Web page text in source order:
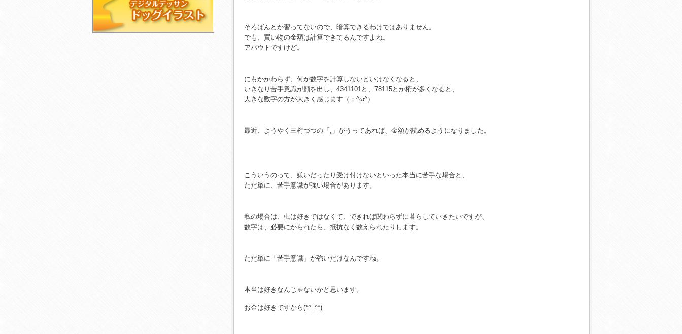
そろばんとか習ってないので、暗算できるわけではありません。
でも、買い物の金額は計算できてるんですよね。
アバウトですけど。
にもかかわらず、何か数字を計算しないといけなくなると、
いきなり苦手意識が顔を出し、4341101と、78115とか桁が多くなると、
大きな数字の方が大きく感じます（；^ω^）
最近、ようやく三桁づつの「,」がうってあれば、金額が読めるようになりました。
こういうのって、嫌いだったり受け付けないといった本当に苦手な場合と、
ただ単に、苦手意識が強い場合があります。
私の場合は、虫は好きではなくて、できれば関わらずに暮らしていきたいですが、
数字は、必要にかられたら、抵抗なく数えられたりします。
ただ単に「苦手意識」が強いだけなんですね。
本当は好きなんじゃないかと思います。
お金は好きですから(*^_^*)